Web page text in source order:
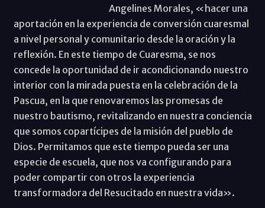
Angelines Morales, «hacer una
aportación en la experiencia de conversión cuaresmal
a nivel personal y comunitario desde la oración y la
reflexión. En este tiempo de Cuaresma, se nos
concede la oportunidad de ir acondicionando nuestro
interior con la mirada puesta en la celebración de la
Pascua, en la que renovaremos las promesas de
nuestro bautismo, revitalizando en nuestra conciencia
que somos copartícipes de la misión del pueblo de
Dios. Permitamos que este tiempo pueda ser una
especie de escuela, que nos va configurando para
poder compartir con otros la experiencia
transformadora del Resucitado en nuestra vida».